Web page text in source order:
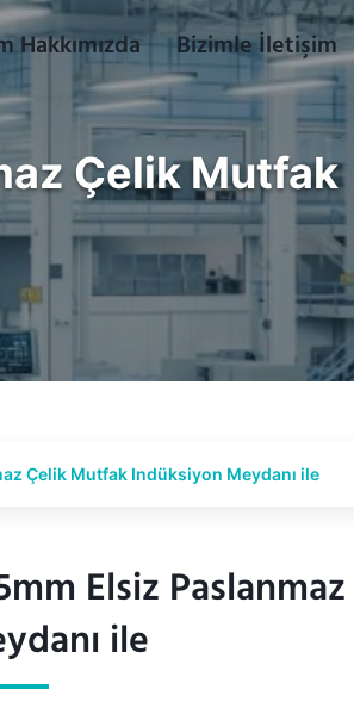
Hakkımızda Bizimle İletişim
Çelik Mutfak
Çelik Mutfak Indüksiyon Meydanı ile
Elsiz
ile
Elsiz
ile